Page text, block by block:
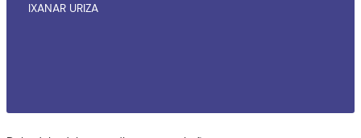
IXANAR URIZA